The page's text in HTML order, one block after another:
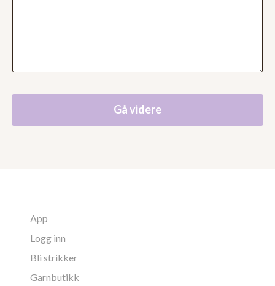
Gå videre
App
Logg inn
Bli strikker
Garnbutikk